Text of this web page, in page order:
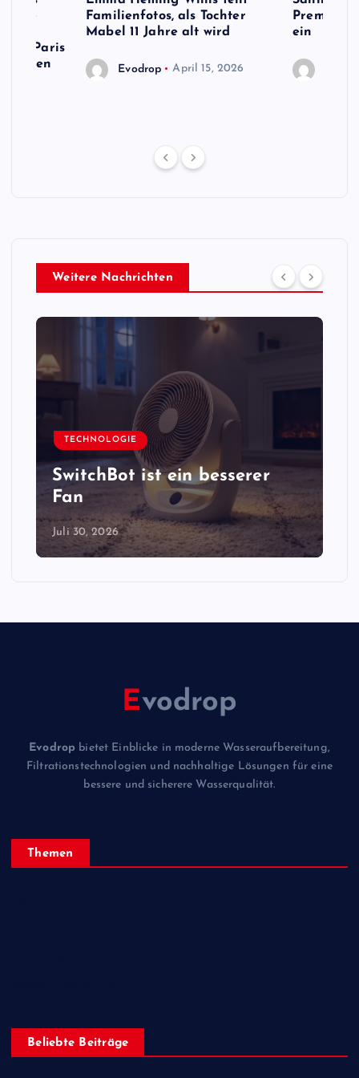
von Paris
neuen
Familienfotos, als Tochter
Mabel 11 Jahre alt wird
Evodrop April 15, 2026
ein
Weitere Nachrichten
TECHNOLOGIE
SwitchBot ist ein besserer
Fan
Juli 30, 2026
Evodrop
Evodrop bietet Einblicke in moderne Wasseraufbereitung,
Filtrationstechnologien und nachhaltige Lösungen für eine
bessere und sicherere Wasserqualität.
Themen
Beliebte Beiträge